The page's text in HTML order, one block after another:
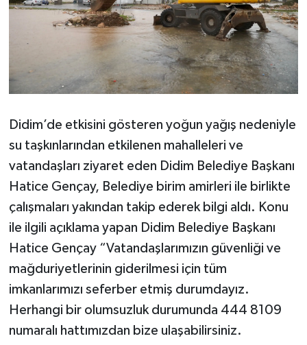
Didim’de etkisini gösteren yoğun yağış nedeniyle
su taşkınlarından etkilenen mahalleleri ve
vatandaşları ziyaret eden Didim Belediye Başkanı
Hatice Gençay, Belediye birim amirleri ile birlikte
çalışmaları yakından takip ederek bilgi aldı. Konu
ile ilgili açıklama yapan Didim Belediye Başkanı
Hatice Gençay “Vatandaşlarımızın güvenliği ve
mağduriyetlerinin giderilmesi için tüm
imkanlarımızı seferber etmiş durumdayız.
Herhangi bir olumsuzluk durumunda 444 8109
numaralı hattımızdan bize ulaşabilirsiniz.
YAŞAM
AFYON
AYDIN
DENİZLİ
KÜTAHYA
MANİSA